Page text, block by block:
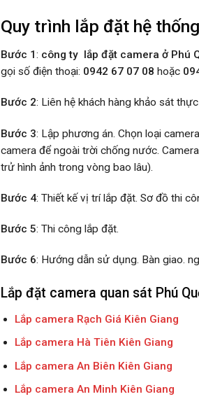
Quy trình lắp đặt hệ
Bước 1: công ty lắp đặt camera ở Phú
gọi số điện thoại: 0942 67 07 08 hoặc
Bước 2: Liên hệ khách hàng khảo sát
Bước 3: Lập phương án. Chọn loại
camera để ngoài trời chống nước.
trử hình ảnh trong vòng bao lâu).
Bước 4: Thiết kế vị trí lắp đặt. Sơ đồ thi
Bước 5: Thi công lắp đặt.
Bước 6: Hướng dẫn sử dụng. Bàn giao.
Lắp đặt camera quan sát Phú
Lắp camera Rạch Giá Kiên Giang
Lắp camera Hà Tiên Kiên Giang
Lắp camera An Biên Kiên Giang
Lắp camera An Minh Kiên Giang